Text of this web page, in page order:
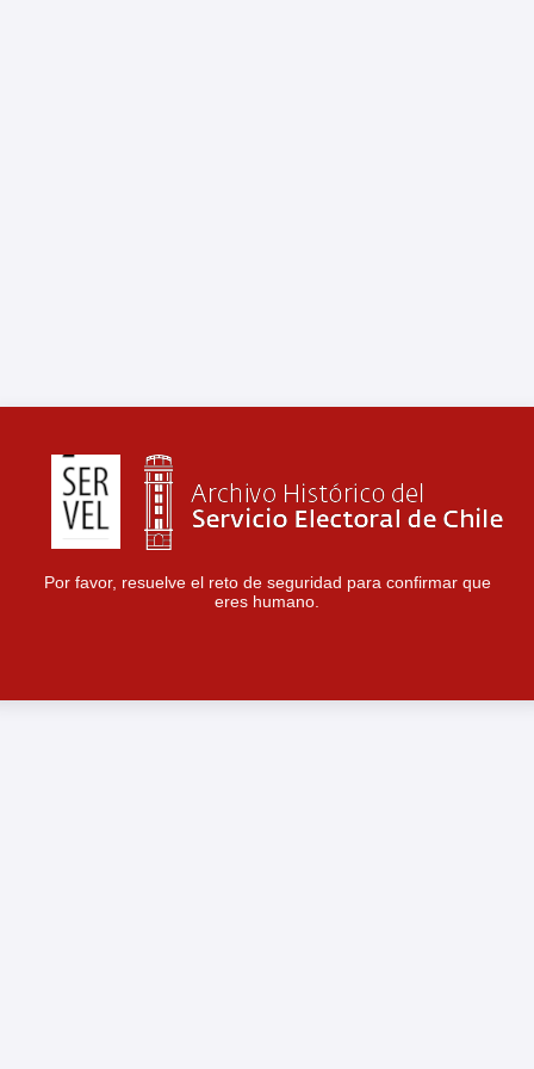
Por favor, resuelve el reto de seguridad para confirmar que
eres humano.